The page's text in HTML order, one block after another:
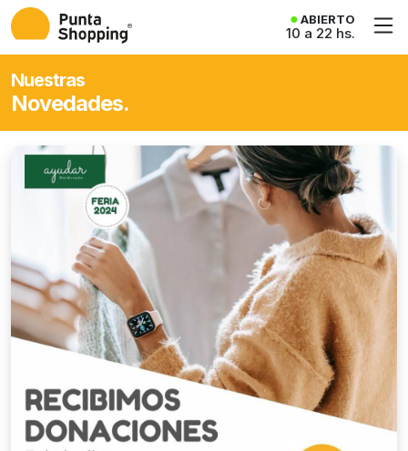
ABIERTO
10 a 22 hs.
Nuestras
Novedades.